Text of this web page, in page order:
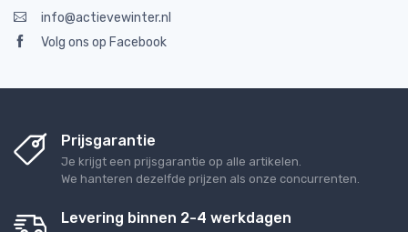
info@actievewinter.nl
Volg ons op Facebook
Prijsgarantie
Je krijgt een prijsgarantie op alle artikelen.
We hanteren dezelfde prijzen als onze concurrenten.
Levering binnen 2-4 werkdagen